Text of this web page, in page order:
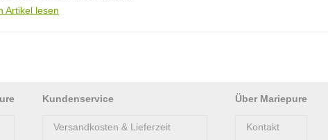
Artikel lesen
Kundenservice
Versandkosten & Lieferzeit
Über Mariepure
Kontakt